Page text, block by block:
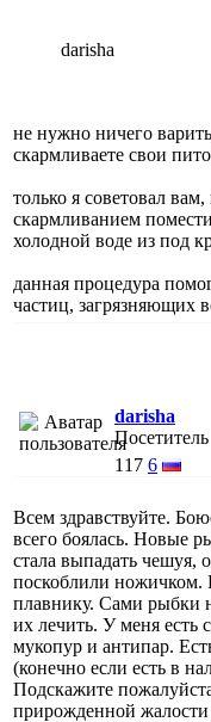
darisha
не нужно ничего
скармливаете свои
только я советовал
скармливанием
холодной воде из под
данная процедура
частиц, загрязняющих
darisha
Посетитель
117 6
Всем здравствуйте.
всего боялась. Новые
стала выпадать чешуя,
поскоблили ножичком.
плавнику. Сами рыбки
их лечить. У меня есть
мукопур и антипар.
(конечно если есть в
Подскажите
прирожденной жалости